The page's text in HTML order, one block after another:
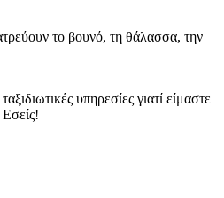
το βουνό, τη θάλασσα, την
υπηρεσίες γιατί είμαστε
Εσείς!